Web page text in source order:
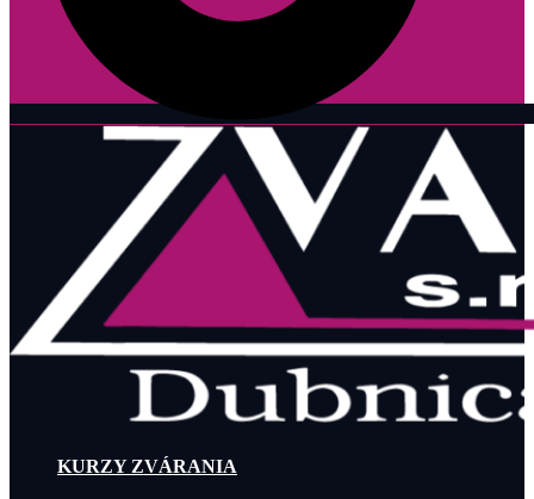
KURZY ZVÁRANIA